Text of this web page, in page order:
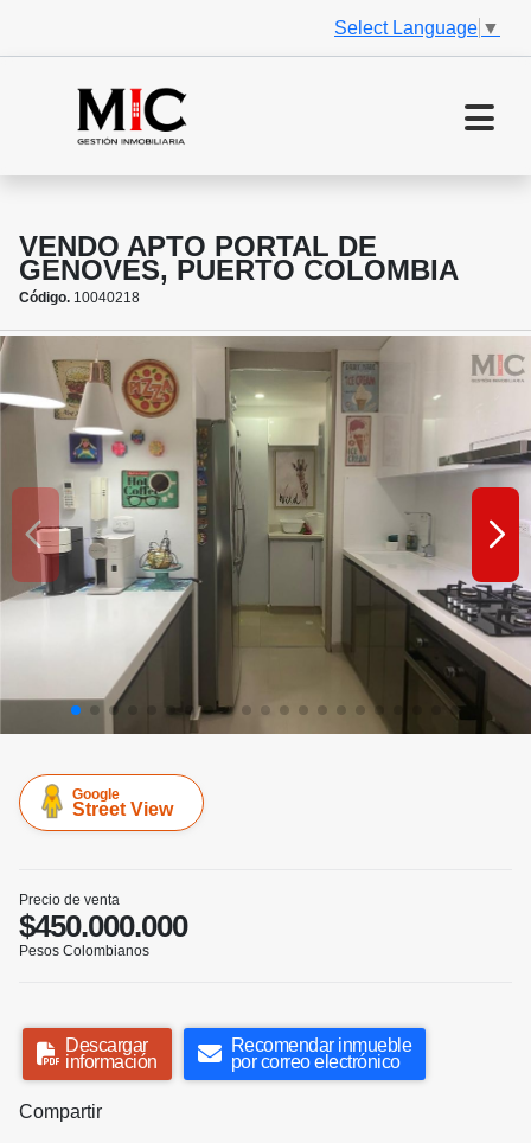
Select Language ▼
VENDO APTO PORTAL DE
GENOVES, PUERTO COLOMBIA
Código. 10040218
Google
Street View
Precio de venta
$450.000.000
Pesos Colombianos
Descargar
información
Recomendar inmueble
por correo electrónico
Compartir